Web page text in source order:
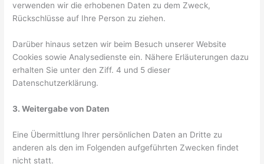
verwenden wir die erhobenen Daten zu dem Zweck,
Rückschlüsse auf Ihre Person zu ziehen.
Darüber hinaus setzen wir beim Besuch unserer Website
Cookies sowie Analysedienste ein. Nähere Erläuterungen dazu
erhalten Sie unter den Ziff. 4 und 5 dieser
Datenschutzerklärung.
3. Weitergabe von Daten
Eine Übermittlung Ihrer persönlichen Daten an Dritte zu
anderen als den im Folgenden aufgeführten Zwecken findet
nicht statt.